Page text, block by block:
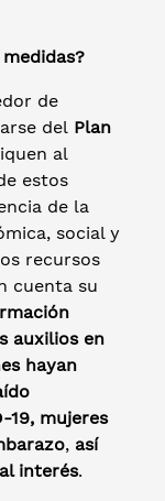
de
del Plan
al
estos
de la
social y
recursos
cuenta su
auxilios en
hayan
19, mujeres
, así
interés.